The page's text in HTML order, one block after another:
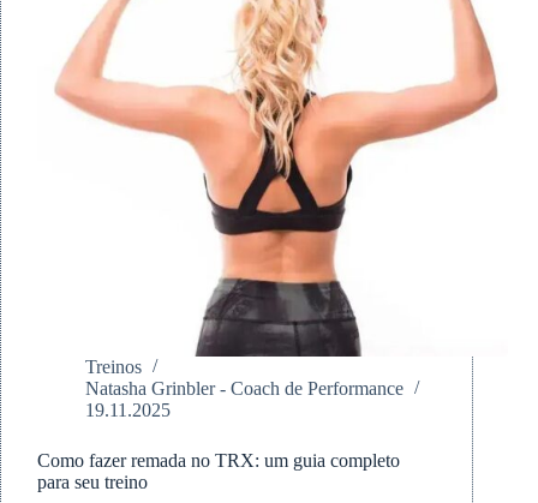
Treinos
Natasha Grinbler - Coach de Performance
19.11.2025
Como fazer remada no TRX: um guia completo
para seu treino